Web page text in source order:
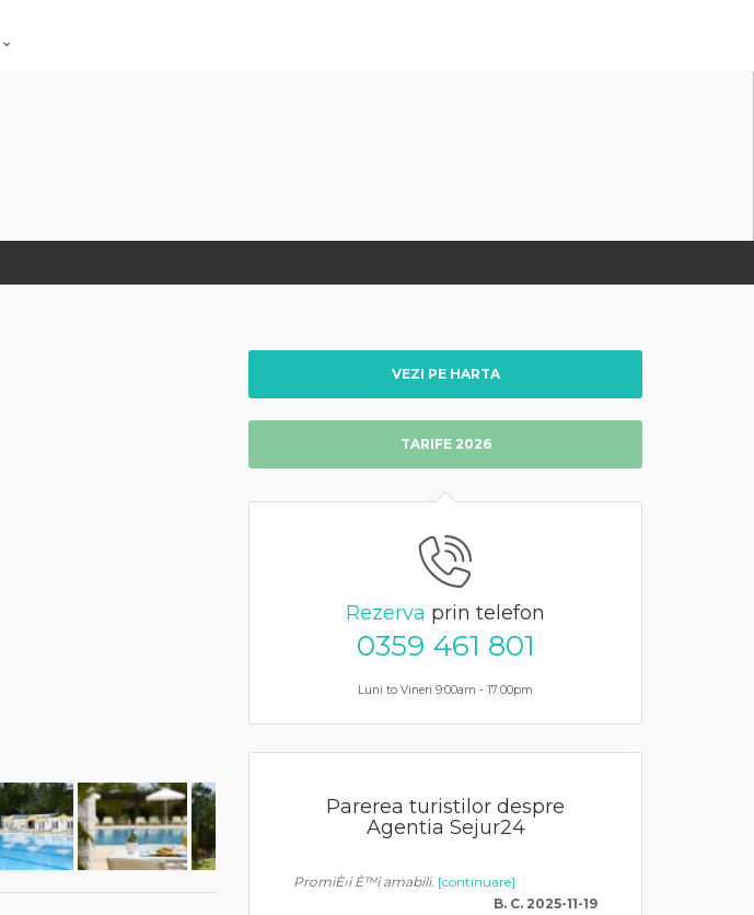
VEZI PE HARTA
TARIFE 2026
Rezerva prin telefon
0359 461 801
Luni to Vineri 9:00am - 17:00pm
Parerea turistilor despre
Agentia Sejur24
PromiÈ›i È™i amabili. [continuare]
B. C. 2025-11-19